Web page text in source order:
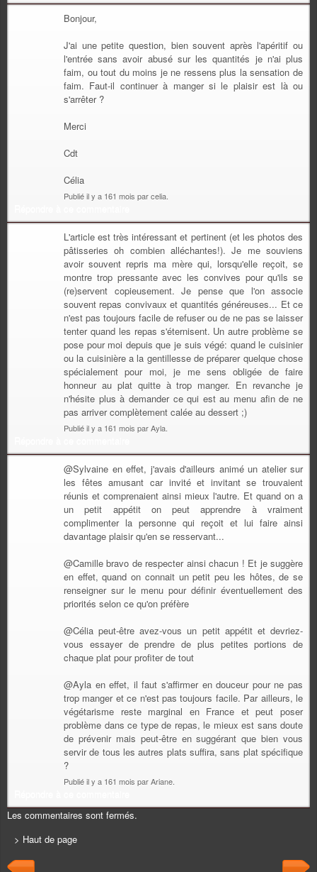
Bonjour,
J'ai une petite question, bien souvent après l'apéritif ou
l'entrée sans avoir abusé sur les quantités je n'ai plus
faim, ou tout du moins je ne ressens plus la sensation de
faim. Faut-il continuer à manger si le plaisir est là ou
s'arrêter ?
Merci
Cdt
Célia
Publié il y a 161 mois par celia.
L'article est très intéressant et pertinent (et les photos des
pâtisseries oh combien alléchantes!). Je me souviens
avoir souvent repris ma mère qui, lorsqu'elle reçoit, se
montre trop pressante avec les convives pour qu'ils se
(re)servent copieusement. Je pense que l'on associe
souvent repas convivaux et quantités généreuses... Et ce
n'est pas toujours facile de refuser ou de ne pas se laisser
tenter quand les repas s'éternisent. Un autre problème se
pose pour moi depuis que je suis végé: quand le cuisinier
ou la cuisinière a la gentillesse de préparer quelque chose
spécialement pour moi, je me sens obligée de faire
honneur au plat quitte à trop manger. En revanche je
n'hésite plus à demander ce qui est au menu afin de ne
pas arriver complètement calée au dessert ;)
Publié il y a 161 mois par Ayla.
@Sylvaine en effet, j'avais d'ailleurs animé un atelier sur
les fêtes amusant car invité et invitant se trouvaient
réunis et comprenaient ainsi mieux l'autre. Et quand on a
un petit appétit on peut apprendre à vraiment
complimenter la personne qui reçoit et lui faire ainsi
davantage plaisir qu'en se resservant...
@Camille bravo de respecter ainsi chacun ! Et je suggère
en effet, quand on connait un petit peu les hôtes, de se
renseigner sur le menu pour définir éventuellement des
priorités selon ce qu'on préfère
@Célia peut-être avez-vous un petit appétit et devriez-
vous essayer de prendre de plus petites portions de
chaque plat pour profiter de tout
@Ayla en effet, il faut s'affirmer en douceur pour ne pas
trop manger et ce n'est pas toujours facile. Par ailleurs, le
végétarisme reste marginal en France et peut poser
problème dans ce type de repas, le mieux est sans doute
de prévenir mais peut-être en suggérant que bien vous
servir de tous les autres plats suffira, sans plat spécifique
?
Publié il y a 161 mois par Ariane.
Les commentaires sont fermés.
> Haut de page